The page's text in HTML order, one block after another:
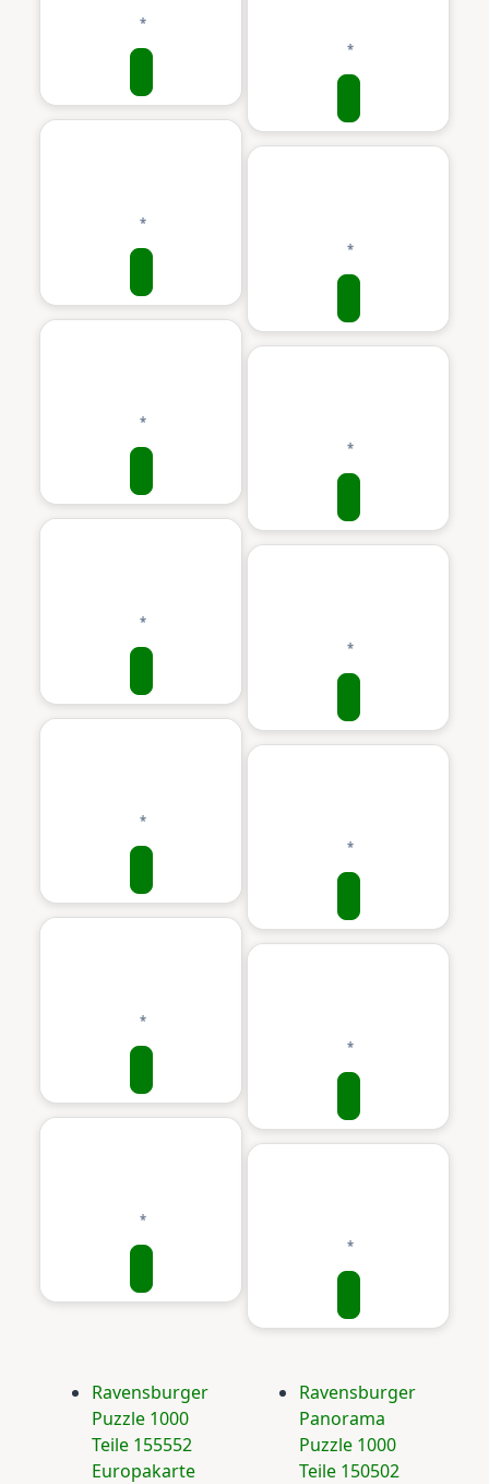
Ravensburger
Puzzle 1000
Teile 155552
Europakarte
Ravensburger
Panorama
Puzzle 1000
Teile 150502